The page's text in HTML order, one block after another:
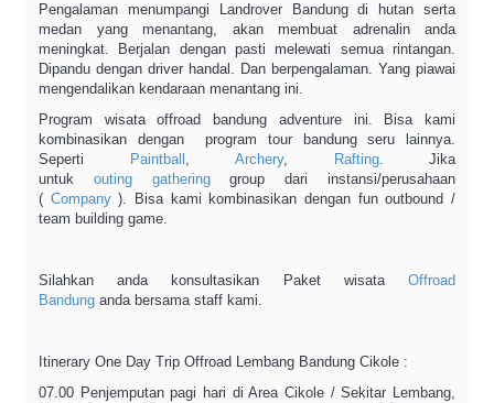
Pengalaman menumpangi Landrover Bandung di hutan serta
medan yang menantang, akan membuat adrenalin anda
meningkat. Berjalan dengan pasti melewati semua rintangan.
Dipandu dengan driver handal. Dan berpengalaman. Yang piawai
mengendalikan kendaraan menantang ini.
Program wisata offroad bandung adventure ini. Bisa kami
kombinasikan dengan program tour bandung seru lainnya.
Seperti
Paintball , Archery, Rafting. Jika
untuk outing gatheringgroup dari instansi/perusahaan
( Company). Bisa kami kombinasikan dengan fun outbound /
team building game.
Silahkan anda konsultasikan Paket wisata Offroad
Bandung anda bersama staff kami.
Itinerary One Day Trip Offroad Lembang Bandung Cikole :
07.00 Penjemputan pagi hari di Area Cikole / Sekitar Lembang,